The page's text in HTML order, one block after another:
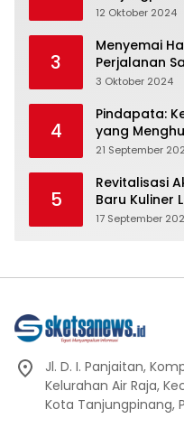
Representasi
12 Oktober 2024
3
Menyemai
Perjalanan
Hati dan Jiwa
3 Oktober 2024
4
Pindapata:
yang
Spiritualitas
21 September
5
Revitalisasi
Baru Kuliner
17 September
Jl. D. I. Panjaitan,
Kelurahan Air Raja,
Kota Tanjungpinang,